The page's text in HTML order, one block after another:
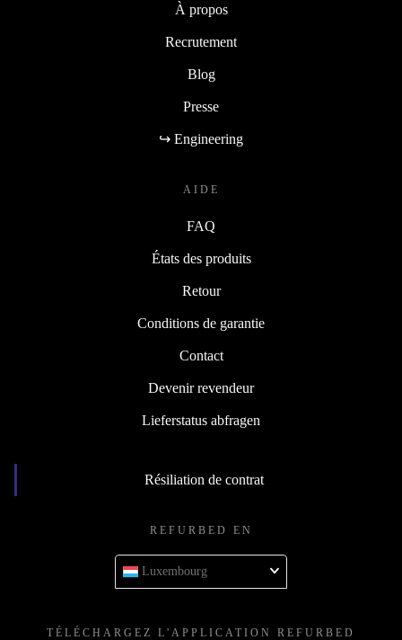
À propos
Recrutement
Blog
Presse
↪ Engineering
AIDE
FAQ
États des produits
Retour
Conditions de garantie
Contact
Devenir revendeur
Lieferstatus abfragen
Résiliation de contrat
REFURBED EN
Luxembourg
TÉLÉCHARGEZ L'APPLICATION REFURBED